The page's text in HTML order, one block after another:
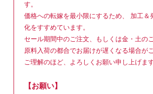
す。
価格への転嫁を最小限にするため、 加工＆
化をすすめています。
セール期間中のご注文、もしくは金・土の
原料入荷の都合でお届けが遅くなる場合が
ご理解のほど、よろしくお願い申し上げます
【お願い】